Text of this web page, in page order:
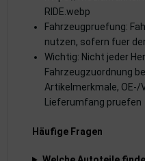
RIDE.webp
Fahrzeugpruefung:
nutzen, sofern fuer
Wichtig: Nicht jeder
Fahrzeugzuordnung
Artikelmerkmale,
Lieferumfang pruefen
Häufige Fragen